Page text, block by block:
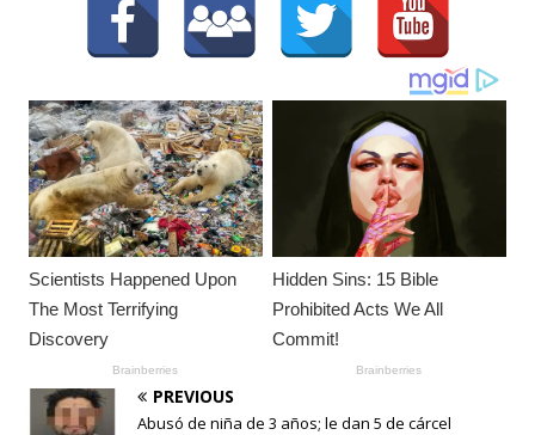
PREVIOUS
Abusó de niña de 3 años; le dan 5 de cárcel